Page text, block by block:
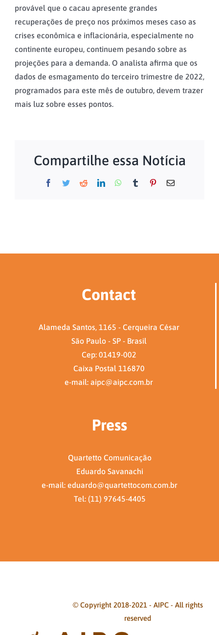
provável que o cacau apresente grandes
recuperações de preço nos próximos meses caso as
crises econômica e inflacionária, especialmente no
continente europeu, continuem pesando sobre as
projeções para a demanda. O analista afirma que os
dados de esmagamento do terceiro trimestre de 2022,
programados para este mês de outubro, devem trazer
mais luz sobre esses pontos.
Compartilhe essa Notícia
Facebook
TwitterRedditLinkedInWhatsApp
Tumblr PinterestEmail
Contact
Alameda Santos, 1165 - Cerqueira César
São Paulo - SP - Brasil
Cep: 01419-002
Caixa Postal 116870
e-mail: aipc@aipc.com.br
Press
Quartetto Comunicação
Eduardo Savanachi
e-mail: eduardo@quartettocom.com.br
Tel: (11) 97645-4405
© Copyright 2018-2021 - AIPC - All rights
reserved